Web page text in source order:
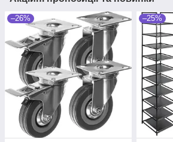
–26% –25%